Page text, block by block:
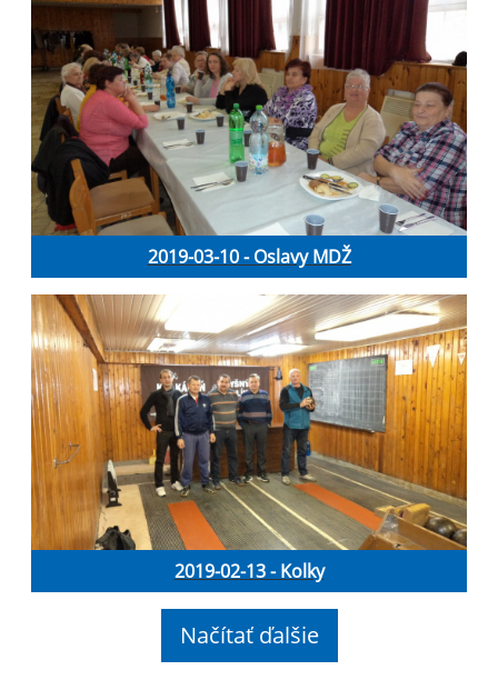
2019-03-10 - Oslavy MDŽ
2019-02-13 - Kolky
Načítať ďalšie